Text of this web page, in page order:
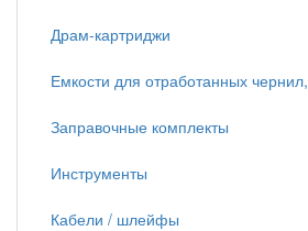
Драм-картриджи
Емкости для отработанных чернил,
Заправочные комплекты
Инструменты
Кабели / шлейфы